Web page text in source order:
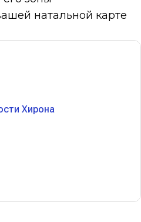
натальной карте
Хирона